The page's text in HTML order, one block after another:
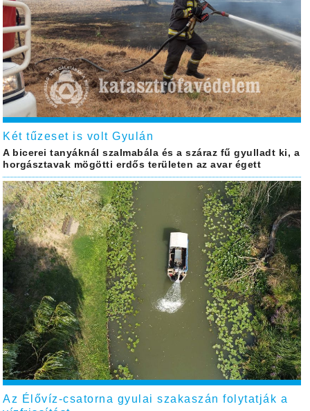
Két tűzeset is volt Gyulán
A bicerei tanyáknál szalmabála és a száraz fű gyulladt ki, a
horgásztavak mögötti erdős területen az avar égett
Az Élővíz-csatorna gyulai szakaszán folytatják a